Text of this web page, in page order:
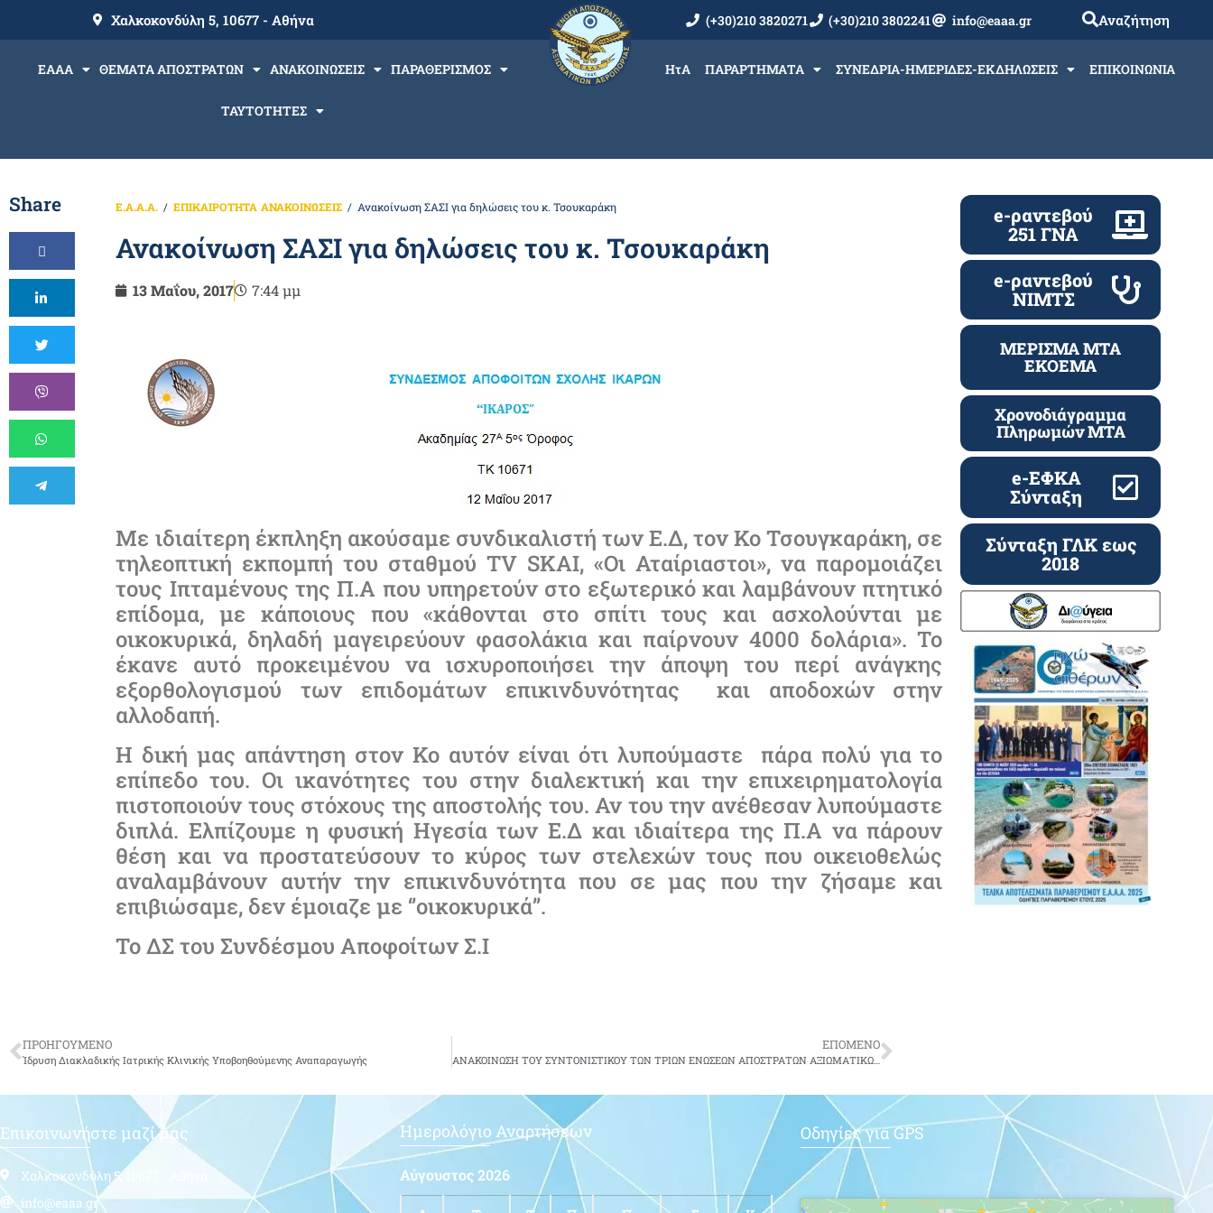
Χαλκοκονδύλη 5, 10677 - Αθήνα (+30)210 3820271 (+30)210 3802241 info@eaaa.gr Αναζήτηση
ΕΑΑΑ ΘΕΜΑΤΑ ΑΠΟΣΤΡΑΤΩΝ ΑΝΑΚΟΙΝΩΣΕΙΣ ΠΑΡΑΘΕΡΙΣΜΟΣ
ΤΑΥΤΟΤΗΤΕΣ
ΗτΑ ΠΑΡΑΡΤΗΜΑΤΑ ΣΥΝΕΔΡΙΑ-ΗΜΕΡΙΔΕΣ-ΕΚΔΗΛΩΣΕΙΣ ΕΠΙΚΟΙΝΩΝΙΑ
Share Ε.Α.Α.Α. ΕΠΙΚΑΙΡΟΤΗΤΑ ΑΝΑΚΟΙΝΩΣΕΙΣ Ανακοίνωση ΣΑΣΙ για δηλώσεις του κ. Τσουκαράκη
Ανακοίνωση ΣΑΣΙ για δηλώσεις του κ. Τσουκαράκη
13 Μαΐου, 2017 7:44 μμ
Με ιδιαίτερη έκπληξη ακούσαμε συνδικαλιστή των Ε.Δ, τον Κο Τσουγκαράκη, σε
τηλεοπτική εκπομπή του σταθμού TV SKAI, «Οι Αταίριαστοι», να παρομοιάζει
τους Ιπταμένους της Π.Α που υπηρετούν στο εξωτερικό και λαμβάνουν πτητικό
επίδομα, με κάποιους που «κάθονται στο σπίτι τους και ασχολούνται με
οικοκυρικά, δηλαδή μαγειρεύουν φασολάκια και παίρνουν 4000 δολάρια». Το
έκανε αυτό προκειμένου να ισχυροποιήσει την άποψη του περί ανάγκης
εξορθολογισμού των επιδομάτων επικινδυνότητας και αποδοχών στην
αλλοδαπή.
Η δική μας απάντηση στον Κο αυτόν είναι ότι λυπούμαστε πάρα πολύ για το
επίπεδο του. Οι ικανότητες του στην διαλεκτική και την επιχειρηματολογία
πιστοποιούν τους στόχους της αποστολής του. Αν του την ανέθεσαν λυπούμαστε
διπλά. Ελπίζουμε η φυσική Ηγεσία των Ε.Δ και ιδιαίτερα της Π.Α να πάρουν
θέση και να προστατεύσουν το κύρος των στελεχών τους που οικειοθελώς
αναλαμβάνουν αυτήν την επικινδυνότητα που σε μας που την ζήσαμε και
επιβιώσαμε, δεν έμοιαζε με ‘’οικοκυρικά’’.
Το ΔΣ του Συνδέσμου Αποφοίτων Σ.Ι
e-ραντεβού
251 ΓΝΑ
e-ραντεβού
ΝΙΜΤΣ
ΜΕΡΙΣΜΑ ΜΤΑ
ΕΚΟΕΜΑ
Χρονοδιάγραμμα
Πληρωμών ΜΤΑ
e-ΕΦΚΑ
Σύνταξη
Σύνταξη ΓΛΚ εως
2018
ΠΡΟΗΓΟΥΜΕΝΟ
Ίδρυση Διακλαδικής Ιατρικής Κλινικής Υποβοηθούμενης Αναπαραγωγής
ΕΠΟΜΕΝΟ
ΑΝΑΚΟΙΝΩΣΗ ΤΟΥ ΣΥΝΤΟΝΙΣΤΙΚΟΥ ΤΩΝ ΤΡΙΩΝ ΕΝΩΣΕΩΝ ΑΠΟΣΤΡΑΤΩΝ ΑΞΙΩΜΑΤΙΚΩΝ
Επικοινωνήστε μαζί μας
Χαλκοκονδύλη 5, 10677 - Αθήνα
info@eaaa.gr
Ημερολόγιο Αναρτήσεων
Αύγουστος 2026
Οδηγίες για GPS